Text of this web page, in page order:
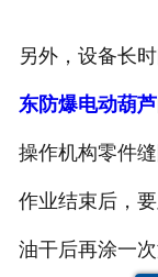
另外，设备长
东防爆电动葫芦
操作机构零件
作业结束后，
油干后再涂一